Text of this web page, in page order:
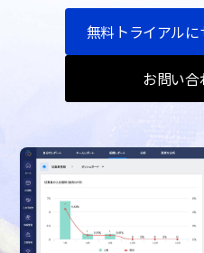
無料トライアル
お問い合